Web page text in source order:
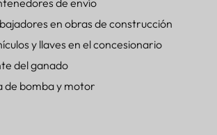
de envío
en obras de construcción
y llaves en el concesionario
del ganado
de bomba y motor